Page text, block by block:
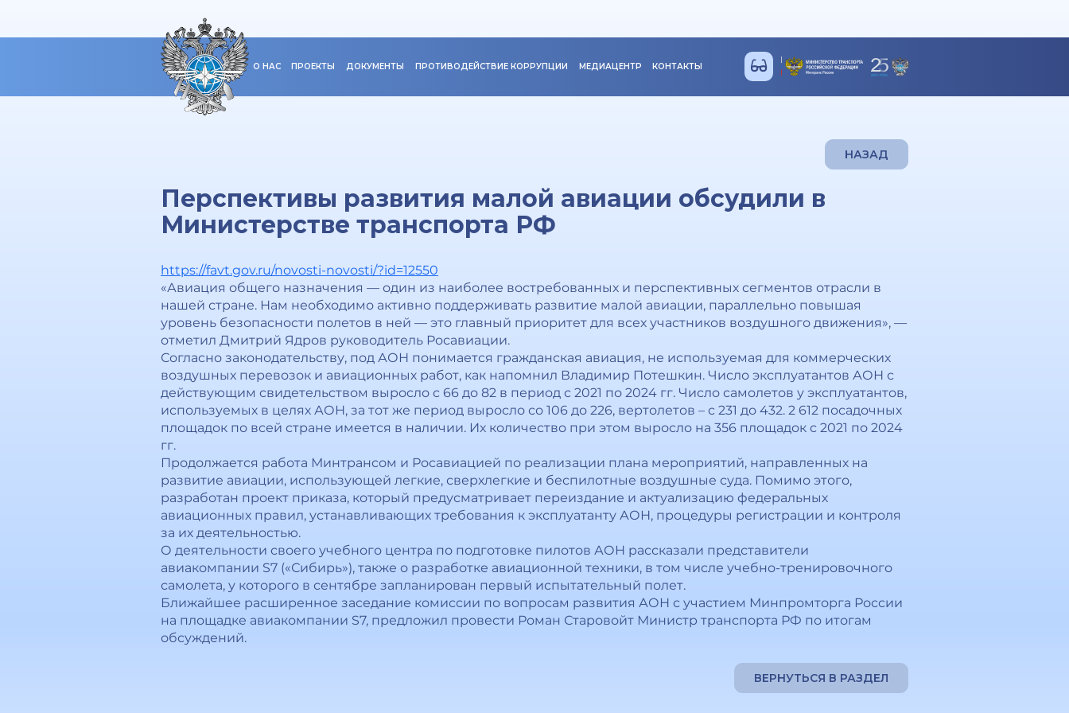
О НАС ПРОЕКТЫ ДОКУМЕНТЫ ПРОТИВОДЕЙСТВИЕ КОРРУПЦИИ МЕДИАЦЕНТР КОНТАКТЫ
НАЗАД
Перспективы развития малой авиации обсудили в
Министерстве транспорта РФ
https://favt.gov.ru/novosti-novosti/?id=12550
«Авиация общего назначения — один из наиболее востребованных и перспективных сегментов отрасли в
нашей стране. Нам необходимо активно поддерживать развитие малой авиации, параллельно повышая
уровень безопасности полетов в ней — это главный приоритет для всех участников воздушного движения», —
отметил Дмитрий Ядров руководитель Росавиации.
Согласно законодательству, под АОН понимается гражданская авиация, не используемая для коммерческих
воздушных перевозок и авиационных работ, как напомнил Владимир Потешкин. Число эксплуатантов АОН с
действующим свидетельством выросло с 66 до 82 в период с 2021 по 2024 гг. Число самолетов у эксплуатантов,
используемых в целях АОН, за тот же период выросло со 106 до 226, вертолетов – с 231 до 432. 2 612 посадочных
площадок по всей стране имеется в наличии. Их количество при этом выросло на 356 площадок с 2021 по 2024
гг.
Продолжается работа Минтрансом и Росавиацией по реализации плана мероприятий, направленных на
развитие авиации, использующей легкие, сверхлегкие и беспилотные воздушные суда. Помимо этого,
разработан проект приказа, который предусматривает переиздание и актуализацию федеральных
авиационных правил, устанавливающих требования к эксплуатанту АОН, процедуры регистрации и контроля
за их деятельностью.
О деятельности своего учебного центра по подготовке пилотов АОН рассказали представители
авиакомпании S7 («Сибирь»), также о разработке авиационной техники, в том числе учебно-тренировочного
самолета, у которого в сентябре запланирован первый испытательный полет.
Ближайшее расширенное заседание комиссии по вопросам развития АОН с участием Минпромторга России
на площадке авиакомпании S7, предложил провести Роман Старовойт Министр транспорта РФ по итогам
обсуждений.
ВЕРНУТЬСЯ В РАЗДЕЛ